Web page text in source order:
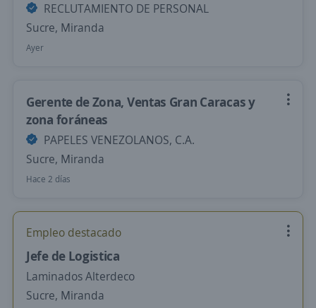
RECLUTAMIENTO DE PERSONAL
Sucre, Miranda
Ayer
Gerente de Zona, Ventas Gran Caracas y
zona foráneas
PAPELES VENEZOLANOS, C.A.
Sucre, Miranda
Hace 2 días
Empleo destacado
Jefe de Logistica
Laminados Alterdeco
Sucre, Miranda